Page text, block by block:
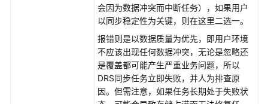
会因为数据冲突而中断任务），如果用户
以同步稳定性为关键，则在这里二选一。
报错则是以数据质量为优先，即用户环境
不应该出现任何数据冲突，无论是忽略还
是覆盖都可能产生严重业务问题，所以
DRS同步任务立即失败，并人为排查原
因。但需注意，如果任务长期处于失败状